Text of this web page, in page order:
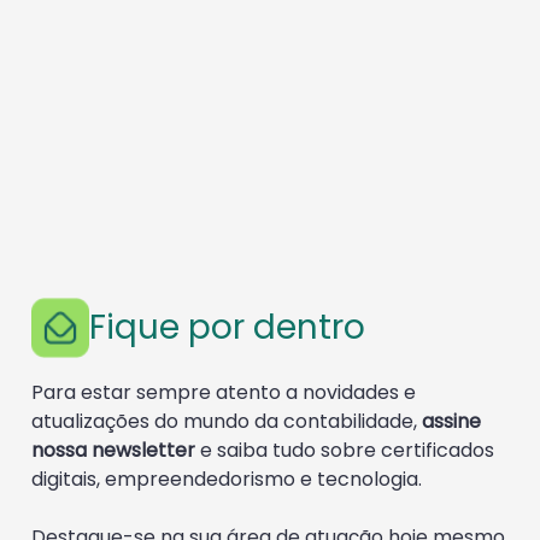
Fique por dentro
Para estar sempre atento a novidades e
atualizações do mundo da contabilidade,assine
nossa newslettere saiba tudo sobre certificados
digitais, empreendedorismo e tecnologia.